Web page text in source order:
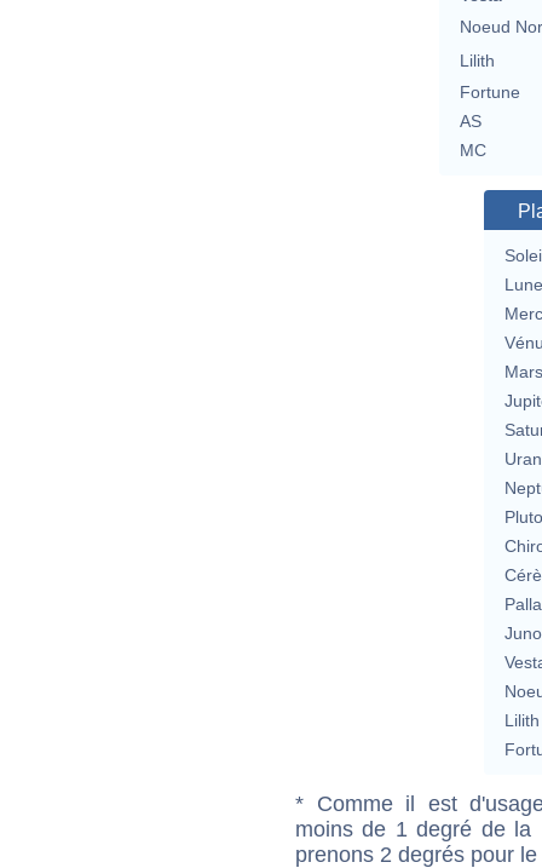
Noeud
Lilith
Fortune
AS
MC
Lune
Mars
Lilith
* Comme il est
moins de 1 degré de la
prenons 2 degrés pour